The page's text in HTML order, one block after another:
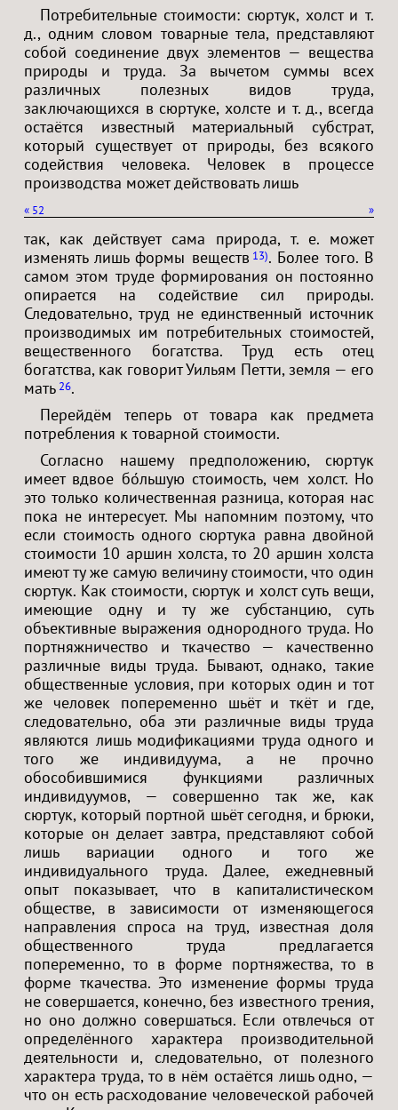
Потребительные стоимости: сюртук, холст и т.
д., одним словом товарные тела, представляют
собой соединение двух элементов — вещества
природы и труда. За вычетом суммы всех
различных полезных видов труда,
заключающихся в сюртуке, холсте и т. д., всегда
остаётся известный материальный субстрат,
который существует от природы, без всякого
содействия человека. Человек в процессе
производства может действовать лишь
« »
52
так, как действует сама природа, т. е. может
изменять лишь формы веществ 13 . Более того. В
самом этом труде формирования он постоянно
опирается на содействие сил природы.
Следовательно, труд не единственный источник
производимых им потребительных стоимостей,
вещественного богатства. Труд есть отец
богатства, как говорит Уильям Петти, земля — его
мать 26.
Перейдём теперь от товара как предмета
потребления к товарной стоимости.
Согласно нашему предположению, сюртук
имеет вдвое бо́льшую стоимость, чем холст. Но
это только количественная разница, которая нас
пока не интересует. Мы напомним поэтому, что
если стоимость одного сюртука равна двойной
стоимости 10 аршин холста, то 20 аршин холста
имеют ту же самую величину стоимости, что один
сюртук. Как стоимости, сюртук и холст суть вещи,
имеющие одну и ту же субстанцию, суть
объективные выражения однородного труда. Но
портняжничество и ткачество — качественно
различные виды труда. Бывают, однако, такие
общественные условия, при которых один и тот
же человек попеременно шьёт и ткёт и где,
следовательно, оба эти различные виды труда
являются лишь модификациями труда одного и
того же индивидуума, а не прочно
обособившимися функциями различных
индивидуумов, — совершенно так же, как
сюртук, который портной шьёт сегодня, и брюки,
которые он делает завтра, представляют собой
лишь вариации одного и того же
индивидуального труда. Далее, ежедневный
опыт показывает, что в капиталистическом
обществе, в зависимости от изменяющегося
направления спроса на труд, известная доля
общественного труда предлагается
попеременно, то в форме портняжества, то в
форме ткачества. Это изменение формы труда
не совершается, конечно, без известного трения,
но оно должно совершаться. Если отвлечься от
определённого характера производительной
деятельности и, следовательно, от полезного
характера труда, то в нём остаётся лишь одно, —
что он есть расходование человеческой рабочей